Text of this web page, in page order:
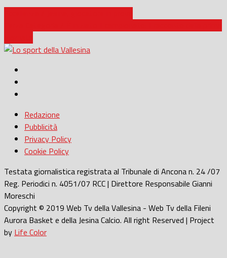
Redazione
Pubblicità
Privacy Policy
Cookie Policy
Testata giornalistica registrata al Tribunale di Ancona n. 24 /07
Reg. Periodici n. 4051/07 RCC | Direttore Responsabile Gianni
Moreschi
Copyright © 2019 Web Tv della Vallesina - Web Tv della Fileni
Aurora Basket e della Jesina Calcio. All right Reserved | Project
by Life Color